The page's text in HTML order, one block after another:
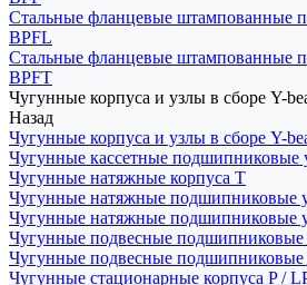
Стальные фланцевые штампованные
BPFL
Стальные фланцевые штампованные
BPFT
Чугунные корпуса и узлы в сборе Y-
Назад
Чугунные корпуса и узлы в сборе Y-
Чугунные кассетные подшипниковые
Чугунные натяжные корпуса T
Чугунные натяжные подшипниковые
Чугунные натяжные подшипниковые
Чугунные подвесные
Чугунные подвесные
Чугунные стационарные корпуса P /